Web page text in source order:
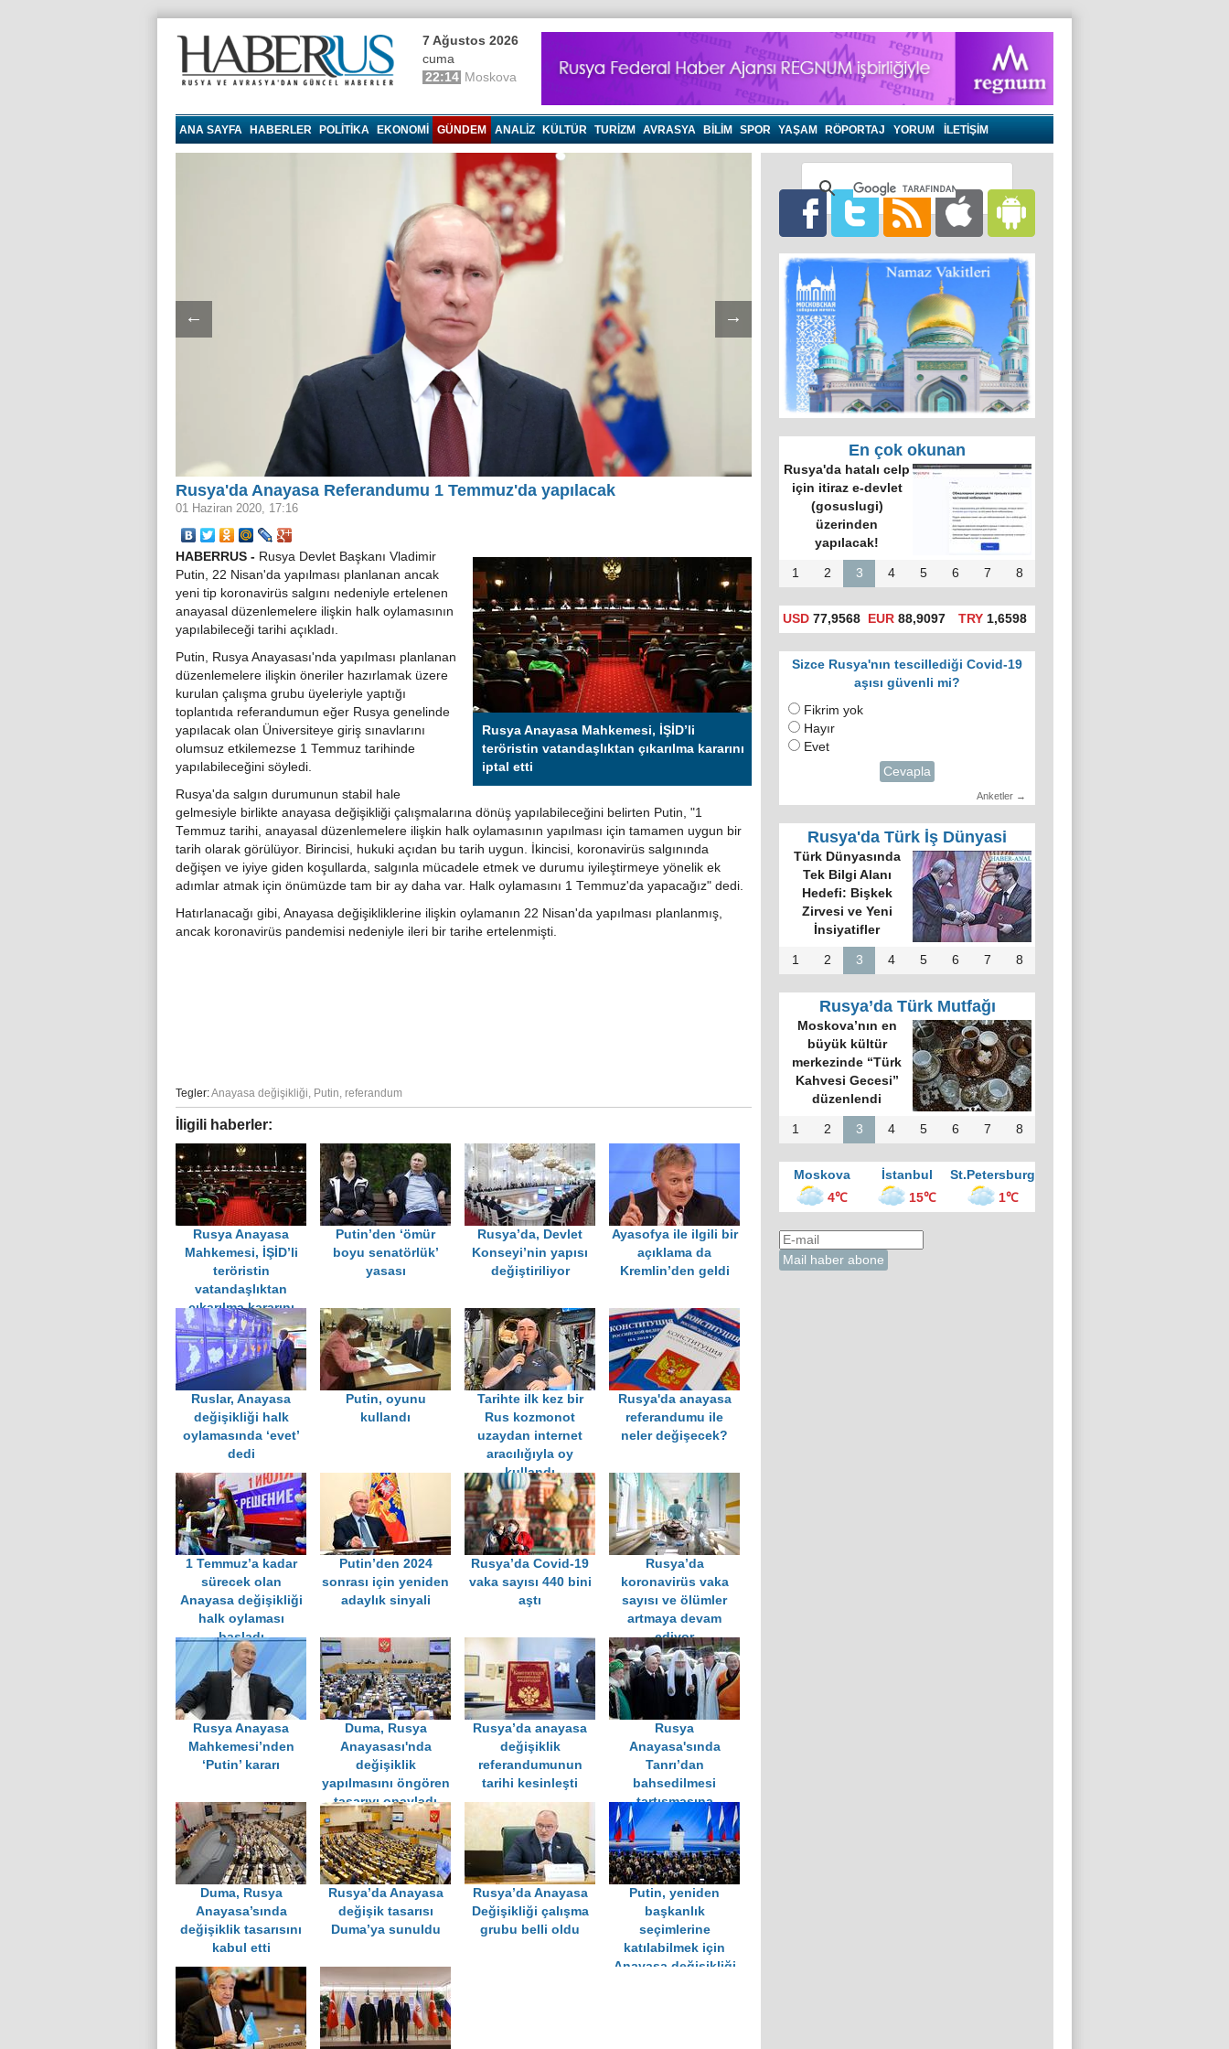
7 Ağustos 2026
cuma
22:14 Moskova
ANA SAYFA HABERLER POLITIKA EKONOMI GÜNDEM ANALIZ KÜLTÜR TURIZM AVRASYA BILIM SPOR YAŞAM RÖPORTAJ YORUM İLETİŞİM
← →
Rusya'da Anayasa Referandumu 1 Temmuz'da yapılacak
01 Haziran 2020, 17:16
Rusya Anayasa Mahkemesi, İŞİD’li
teröristin vatandaşlıktan çıkarılma kararını
iptal etti
HABERRUS - Rusya Devlet Başkanı Vladimir
Putin, 22 Nisan'da yapılması planlanan ancak
yeni tip koronavirüs salgını nedeniyle ertelenen
anayasal düzenlemelere ilişkin halk oylamasının
yapılabileceği tarihi açıkladı.
Putin, Rusya Anayasası'nda yapılması planlanan
düzenlemelere ilişkin öneriler hazırlamak üzere
kurulan çalışma grubu üyeleriyle yaptığı
toplantıda referandumun eğer Rusya genelinde
yapılacak olan Üniversiteye giriş sınavlarını
olumsuz etkilemezse 1 Temmuz tarihinde
yapılabileceğini söyledi.
Rusya'da salgın durumunun stabil hale
gelmesiyle birlikte anayasa değişikliği çalışmalarına dönüş yapılabileceğini belirten Putin, "1
Temmuz tarihi, anayasal düzenlemelere ilişkin halk oylamasının yapılması için tamamen uygun bir
tarih olarak görülüyor. Birincisi, hukuki açıdan bu tarih uygun. İkincisi, koronavirüs salgınında
değişen ve iyiye giden koşullarda, salgınla mücadele etmek ve durumu iyileştirmeye yönelik ek
adımlar atmak için önümüzde tam bir ay daha var. Halk oylamasını 1 Temmuz'da yapacağız" dedi.
Hatırlanacağı gibi, Anayasa değişikliklerine ilişkin oylamanın 22 Nisan'da yapılması planlanmış,
ancak koronavirüs pandemisi nedeniyle ileri bir tarihe ertelenmişti.
Tegler:Anayasa değişikliği, Putin, referandum
İligili haberler:
Rusya Anayasa
Mahkemesi, İŞİD’li
teröristin
vatandaşlıktan
çıkarılma kararını
iptal etti
Putin’den ‘ömür
boyu senatörlük’
yasası
Rusya’da, Devlet
Konseyi’nin yapısı
değiştiriliyor
Ayasofya ile ilgili bir
açıklama da
Kremlin’den geldi
Ruslar, Anayasa
değişikliği halk
oylamasında ‘evet’
dedi
Putin, oyunu
kullandı
Tarihte ilk kez bir
Rus kozmonot
uzaydan internet
aracılığıyla oy
kullandı
Rusya'da anayasa
referandumu ile
neler değişecek?
1 Temmuz’a kadar
sürecek olan
Anayasa değişikliği
halk oylaması
başladı
Putin’den 2024
sonrası için yeniden
adaylık sinyali
Rusya’da Covid-19
vaka sayısı 440 bini
aştı
Rusya’da
koronavirüs vaka
sayısı ve ölümler
artmaya devam
ediyor
Rusya Anayasa
Mahkemesi’nden
‘Putin’ kararı
Duma, Rusya
Anayasası'nda
değişiklik
yapılmasını öngören
tasarıyı onayladı
Rusya’da anayasa
değişiklik
referandumunun
tarihi kesinleşti
Rusya
Anayasa'sında
Tanrı’dan
bahsedilmesi
tartışmasına
Müslümanlar da
katıldı
Duma, Rusya
Anayasa’sında
değişiklik tasarısını
kabul etti
Rusya’da Anayasa
değişik tasarısı
Duma’ya sunuldu
Rusya’da Anayasa
Değişikliği çalışma
grubu belli oldu
Putin, yeniden
başkanlık
seçimlerine
katılabilmek için
Anayasa değişikliği
En çok okunan
Rusya'da hatalı celp
için itiraz e-devlet
(gosuslugi)
üzerinden
yapılacak!
1 2 3 4 5 6 7 8
USD 77,9568 EUR 88,9097 TRY1,6598
Sizce Rusya'nın tescillediği Covid-19
aşısı güvenli mi?
Fikrim yok
Hayır
Evet
Cevapla
Anketler →
Rusya'da Türk İş Dünyasi
Türk Dünyasında
Tek Bilgi Alanı
Hedefi: Bişkek
Zirvesi ve Yeni
İnsiyatifler
1 2 3 4 5 6 7 8
Rusya’da Türk Mutfağı
Moskova’nın en
büyük kültür
merkezinde “Türk
Kahvesi Gecesi”
düzenlendi
1 2 3 4 5 6 7 8
Moskova İstanbul
St.Petersburg
4℃
15℃ 1℃